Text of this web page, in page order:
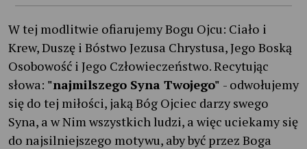
W tej modlitwie ofiarujemy Bogu Ojcu: Ciało i
Krew, Duszę i Bóstwo Jezusa Chrystusa, Jego Boską
Osobowość i Jego Człowieczeństwo. Recytując
słowa: "najmilszego Syna Twojego" - odwołujemy
się do tej miłości, jaką Bóg Ojciec darzy swego
Syna, a w Nim wszystkich ludzi, a więc uciekamy się
do najsilniejszego motywu, aby być przez Boga